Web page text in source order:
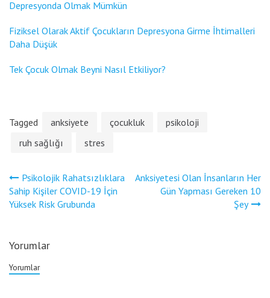
Depresyonda Olmak Mümkün
Fiziksel Olarak Aktif Çocukların Depresyona Girme İhtimalleri
Daha Düşük
Tek Çocuk Olmak Beyni Nasıl Etkiliyor?
Tagged anksiyete çocukluk
psikoloji
ruh sağlığı
stres
Yazı
gezinmesi
Psikolojik Rahatsızlıklara
Sahip Kişiler COVID-19 İçin
Yüksek Risk Grubunda
Anksiyetesi Olan İnsanların Her
Gün Yapması Gereken 10
Şey
Yorumlar
Yorumlar